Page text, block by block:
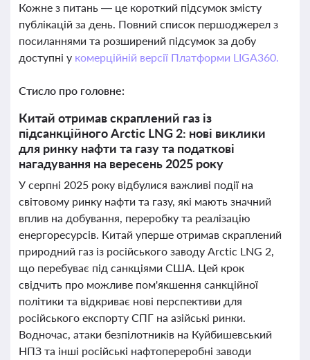
Кожне з питань — це короткий підсумок змісту
публікацій за день. Повний список першоджерел з
посиланнями та розширений підсумок за добу
доступні у комерційній версії Платформи LIGA360.
Стисло про головне:
Китай отримав скраплений газ із
підсанкційного Arctic LNG 2: нові виклики
для ринку нафти та газу та податкові
нагадування на вересень 2025 року
У серпні 2025 року відбулися важливі події на
світовому ринку нафти та газу, які мають значний
вплив на добування, переробку та реалізацію
енергоресурсів. Китай уперше отримав скраплений
природний газ із російського заводу Arctic LNG 2,
що перебуває під санкціями США. Цей крок
свідчить про можливе пом'якшення санкційної
політики та відкриває нові перспективи для
російського експорту СПГ на азійські ринки.
Водночас, атаки безпілотників на Куйбишевський
НПЗ та інші російські нафтопереробні заводи